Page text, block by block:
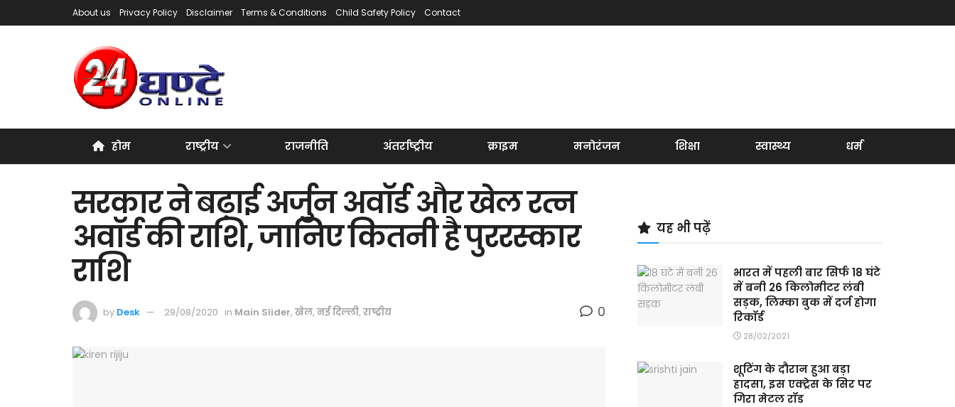
About us Privacy Policy Disclaimer Terms & Conditions Child Safety Policy Contact
होम राष्ट्रीय राजनीति अंतर्राष्ट्रीय क्राइम मनोरंजन शिक्षा स्वास्थ्य धर्म
सरकार ने बढ़ाई अर्जुन अवॉर्ड और खेल रत्न
अवॉर्ड की राशि, जानिए कितनी है पुररस्कार
राशि
by Desk 29/08/2020 in Main Slider, खेल, नई दिल्ली, राष्ट्रीय 0
यह भी पढ़ें
भारत में पहली बार सिर्फ 18 घंटे
में बनी 26 किलोमीटर लंबी
सड़क, लिम्का बुक में दर्ज होगा
रिकॉर्ड
28/02/2021
शूटिंग के दौरान हुआ बड़ा
हादसा, इस एक्ट्रेस के सिर पर
गिरा मेटल रॉड